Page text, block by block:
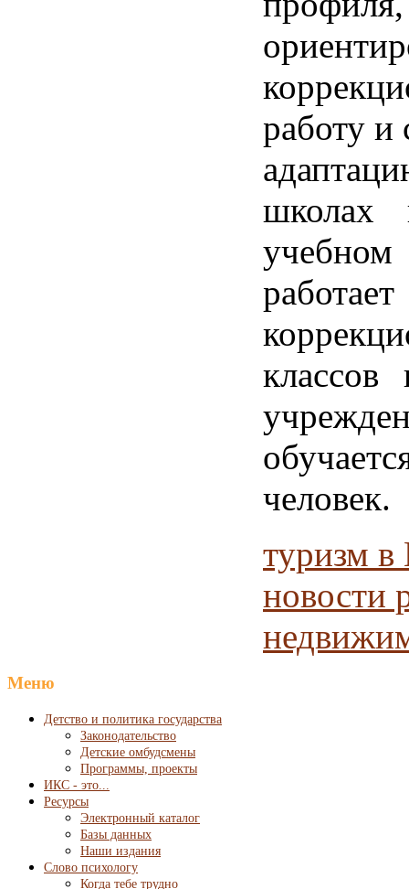
работу и
школах
человек.
туризм в
новости
Меню
Детство и политика государства
Законодательство
Детские омбудсмены
Программы, проекты
ИКС - это...
Ресурсы
Электронный каталог
Базы данных
Наши издания
Слово психологу
Когда тебе трудно